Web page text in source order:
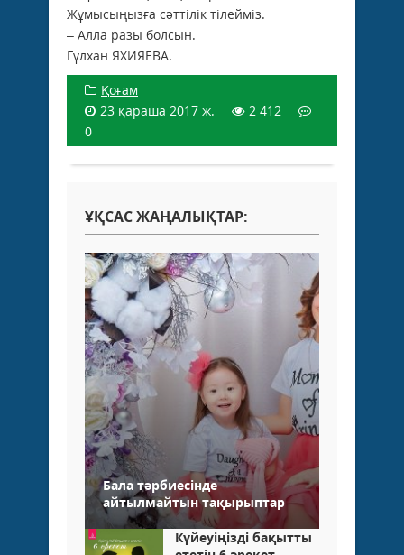
Жұмысыңызға сәттілік тілейміз.
– Алла разы болсын.
Гүлхан ЯХИЯЕВА.
Қоғам
23 қараша 2017 ж.
2 412
0
ҰҚСАС ЖАҢАЛЫҚТАР:
Бала тәрбиесінде
айтылмайтын тақырыптар
Күйеуіңізді бақытты